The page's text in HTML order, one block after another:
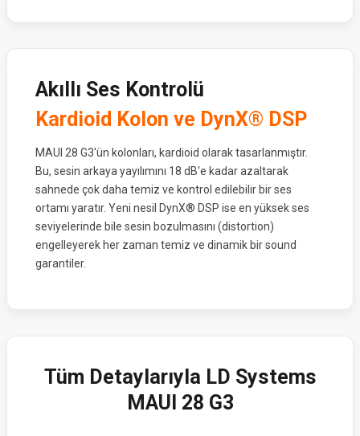
Akıllı Ses Kontrolü
Kardioid Kolon ve DynX® DSP
MAUI 28 G3'ün kolonları, kardioid olarak tasarlanmıştır.
Bu, sesin arkaya yayılımını 18 dB'e kadar azaltarak
sahnede çok daha temiz ve kontrol edilebilir bir ses
ortamı yaratır. Yeni nesil DynX® DSP ise en yüksek ses
seviyelerinde bile sesin bozulmasını (distortion)
engelleyerek her zaman temiz ve dinamik bir sound
garantiler.
Tüm Detaylarıyla LD Systems
MAUI 28 G3